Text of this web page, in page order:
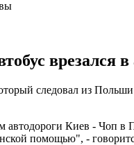
врезался в
следовал из
Киев - Чоп в
помощью", -